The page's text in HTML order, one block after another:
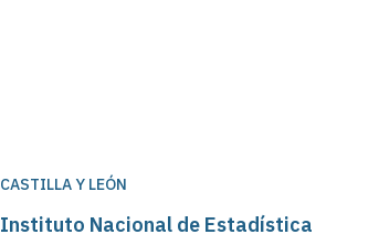
CASTILLA Y LEÓN
Instituto Nacional de Estadística